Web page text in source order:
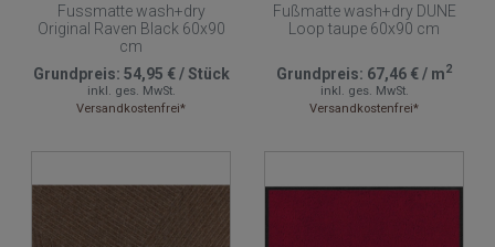
Fussmatte wash+dry
Original Raven Black 60x90
cm
Grundpreis: 54,95 €/Stück
inkl. ges. MwSt.
Versandkostenfrei*
Fußmatte wash+dry DUNE
Loop taupe 60x90 cm
Grundpreis: 67,46 €/ m2
inkl. ges. MwSt.
Versandkostenfrei*